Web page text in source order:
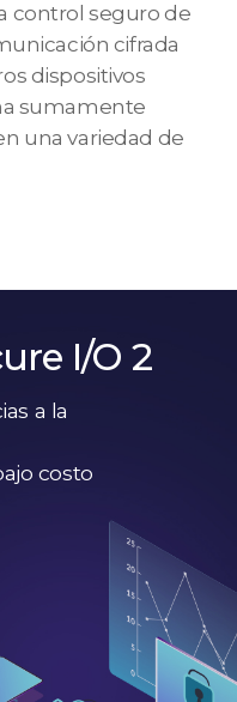
control seguro de
cifrada
dispositivos
sumamente
una variedad de
I/O 2
a la
costo